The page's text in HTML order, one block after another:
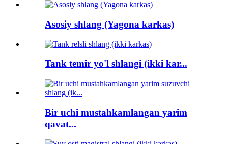
Asosiy shlang (Yagona karkas)
Tank temir yo'l shlangi (ikki kar...
Bir uchi mustahkamlangan yarim
qavat...